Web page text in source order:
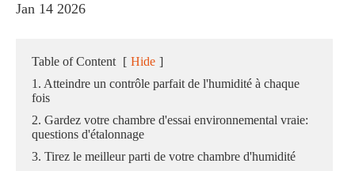
Jan 14 2026
Table of Content [ Hide ]
1. Atteindre un contrôle parfait de l'humidité à chaque
fois
2. Gardez votre chambre d'essai environnemental vraie:
questions d'étalonnage
3. Tirez le meilleur parti de votre chambre d'humidité